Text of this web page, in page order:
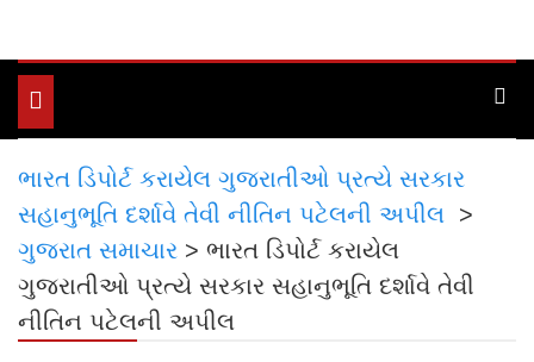
Toggle
navigation
ભારત ડિપોર્ટ કરાયેલ ગુજરાતીઓ પ્રત્યે સરકાર
સહાનુભૂતિ દર્શાવે તેવી નીતિન પટેલની અપીલ >
ગુજરાત સમાચાર > ભારત ડિપોર્ટ કરાયેલ
ગુજરાતીઓ પ્રત્યે સરકાર સહાનુભૂતિ દર્શાવે તેવી
નીતિન પટેલની અપીલ